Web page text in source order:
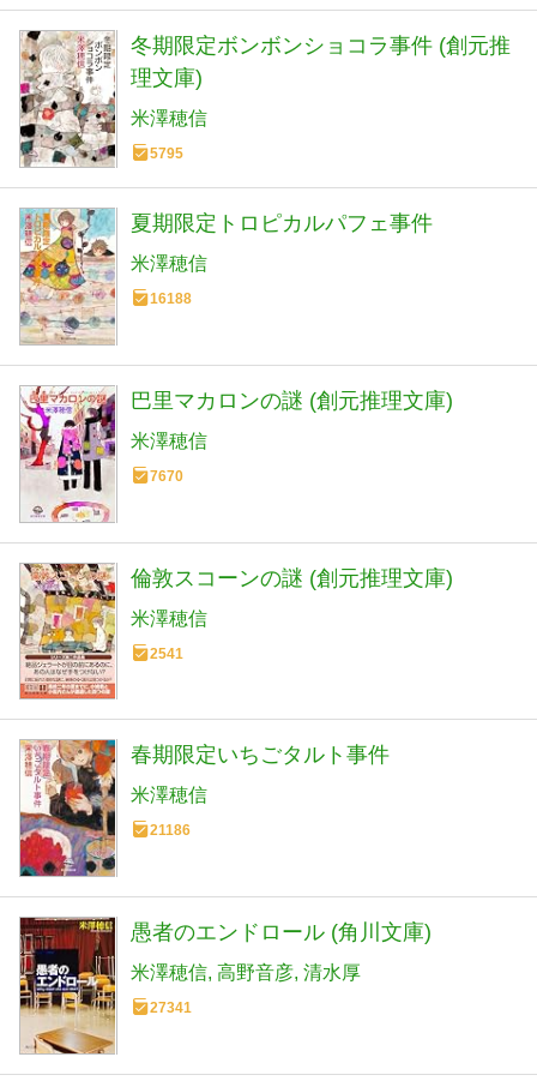
冬期限定ボンボンショコラ事件 (創元推
理文庫)
米澤穂信
5795
夏期限定トロピカルパフェ事件
米澤穂信
16188
巴里マカロンの謎 (創元推理文庫)
米澤穂信
7670
倫敦スコーンの謎 (創元推理文庫)
米澤穂信
2541
春期限定いちごタルト事件
米澤穂信
21186
愚者のエンドロール (角川文庫)
米澤穂信 高野音彦 清水厚
27341